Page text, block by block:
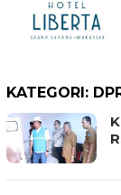
KATEGORI: